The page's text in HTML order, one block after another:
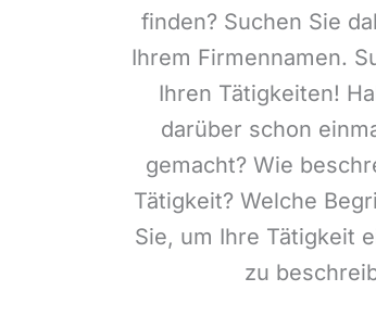
finden? Suchen Sie
Ihrem Firmennamen.
Ihren Tätigkeiten!
darüber schon
gemacht? Wie
Tätigkeit? Welche
Sie, um Ihre Tätigkeit
zu